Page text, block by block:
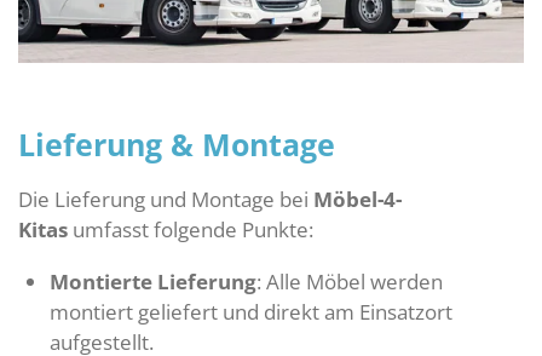
Lieferung & Montage
Die Lieferung und Montage bei Möbel-4-
Kitas umfasst folgende Punkte:
Montierte Lieferung: Alle Möbel werden
montiert geliefert und direkt am Einsatzort
aufgestellt.